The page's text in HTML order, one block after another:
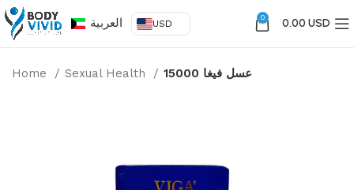
العربية USD
0 0.00 USD
Home Sexual Health عسل فيغا 15000